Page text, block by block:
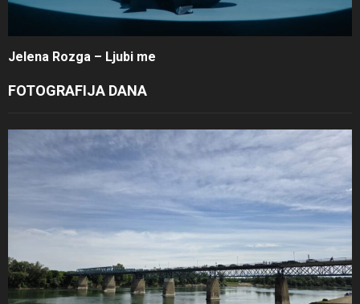
Jelena Rozga – Ljubi me
FOTOGRAFIJA DANA